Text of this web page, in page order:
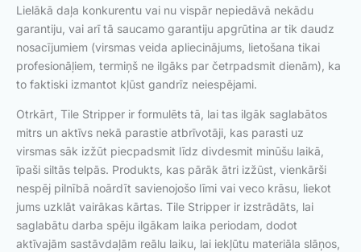
Lielākā daļa konkurentu vai nu vispār nepiedāvā nekādu
garantiju, vai arī tā saucamo garantiju apgrūtina ar tik daudz
nosacījumiem (virsmas veida apliecinājums, lietošana tikai
profesionāļiem, termiņš ne ilgāks par četrpadsmit dienām), ka
to faktiski izmantot kļūst gandrīz neiespējami.
Otrkārt, Tile Stripper ir formulēts tā, lai tas ilgāk saglabātos
mitrs un aktīvs nekā parastie atbrīvotāji, kas parasti uz
virsmas sāk izžūt piecpadsmit līdz divdesmit minūšu laikā,
īpaši siltās telpās. Produkts, kas pārāk ātri izžūst, vienkārši
nespēj pilnībā noārdīt savienojošo līmi vai veco krāsu, liekot
jums uzklāt vairākas kārtas. Tile Stripper ir izstrādāts, lai
saglabātu darba spēju ilgākam laika periodam, dodot
aktīvajām sastāvdaļām reālu laiku, lai iekļūtu materiāla slāņos,